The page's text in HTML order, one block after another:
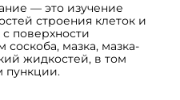
— это изучение
строения клеток и
с поверхности
соскоба, мазка, мазка-
жидкостей, в том
пункции.